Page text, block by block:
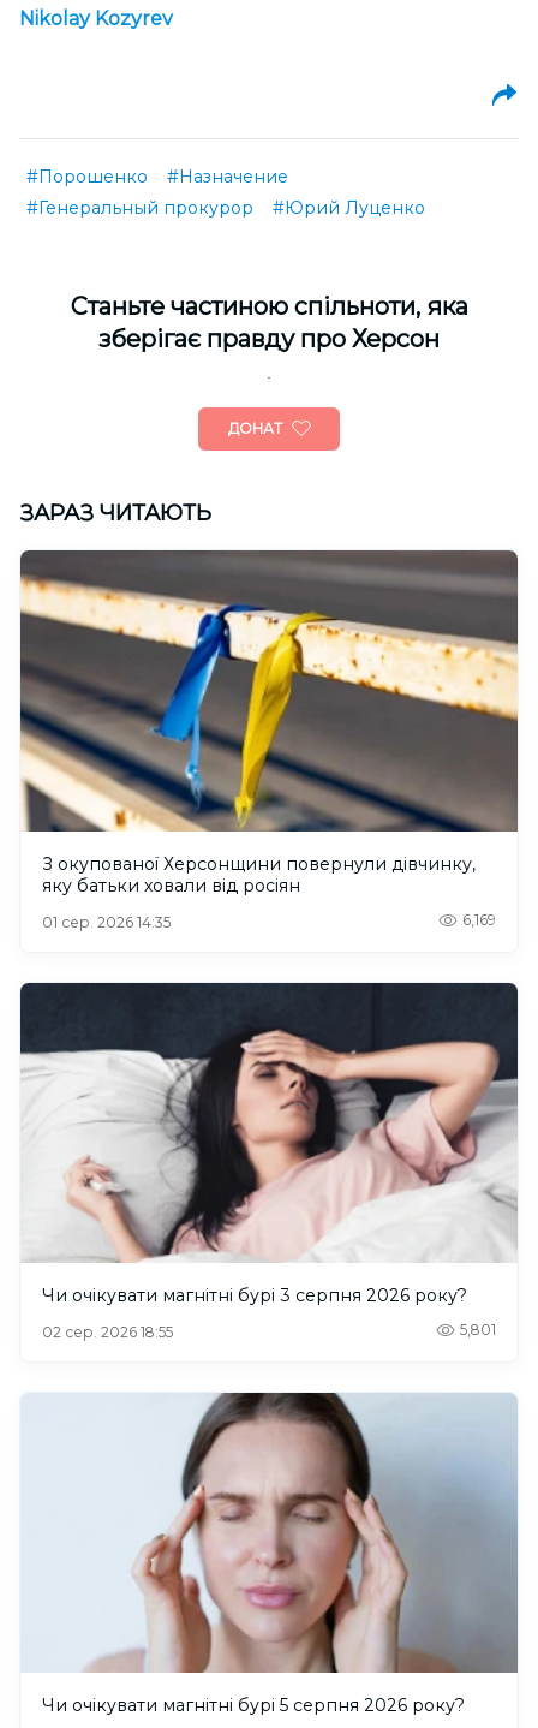
Nikolay Kozyrev
#Порошенко
#Назначение
#Генеральный прокурор
#Юрий Луценко
Cтаньте частиною спільноти, яка
зберігає правду про Херсон
ДОНАТ
ЗАРАЗ ЧИТАЮТЬ
З окупованої Херсонщини повернули дівчинку,
яку батьки ховали від росіян
01 сер. 2026 14:35 6,169
Чи очікувати магнітні бурі 3 серпня 2026 року?
02 сер. 2026 18:55 5,801
Чи очікувати магнітні бурі 5 серпня 2026 року?